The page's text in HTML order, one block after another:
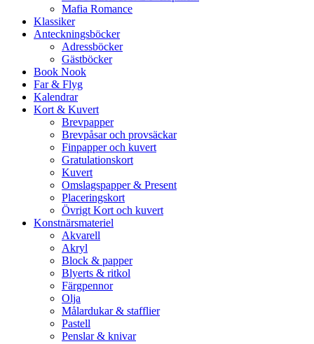
Mafia Romance
Klassiker
Anteckningsböcker
Adressböcker
Gästböcker
Book Nook
Far & Flyg
Kalendrar
Kort & Kuvert
Brevpapper
Brevpåsar och provsäckar
Finpapper och kuvert
Gratulationskort
Kuvert
Omslagspapper & Present
Placeringskort
Övrigt Kort och kuvert
Konstnärsmateriel
Akvarell
Akryl
Block & papper
Blyerts & ritkol
Färgpennor
Olja
Målardukar & stafflier
Pastell
Penslar & knivar